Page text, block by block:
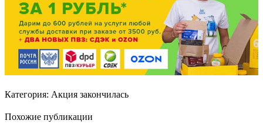
Категория: Акция закончилась
Похожие публикации